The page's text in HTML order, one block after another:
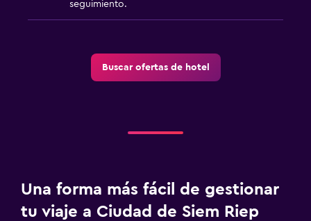
seguimiento.
Buscar ofertas de hotel
Una forma más fácil de gestionar
tu viaje a Ciudad de Siem Riep